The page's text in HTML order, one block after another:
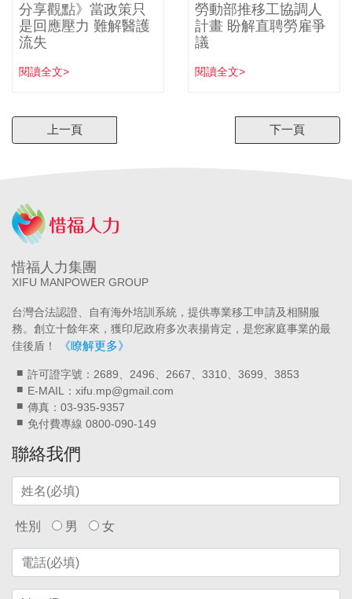
分享觀點》當政策只
是回應壓力 難解醫護
流失
閱讀全文>
勞動部推移工協調人
計畫 盼解直聘勞雇爭
議
閱讀全文>
上一頁 下一頁
惜福人力集團
XIFU MANPOWER GROUP
台灣合法認證、自有海外培訓系統，提供專業移工申請及相關服
務。創立十餘年來，獲印尼政府多次表揚肯定，是您家庭事業的最
佳後盾！
《瞭解更多》
許可證字號：2689、2496、2667、3310、3699、3853
E-MAIL：xifu.mp@gmail.com
傳真：03-935-9357
免付費專線 0800-090-149
聯絡我們
性別 男 女